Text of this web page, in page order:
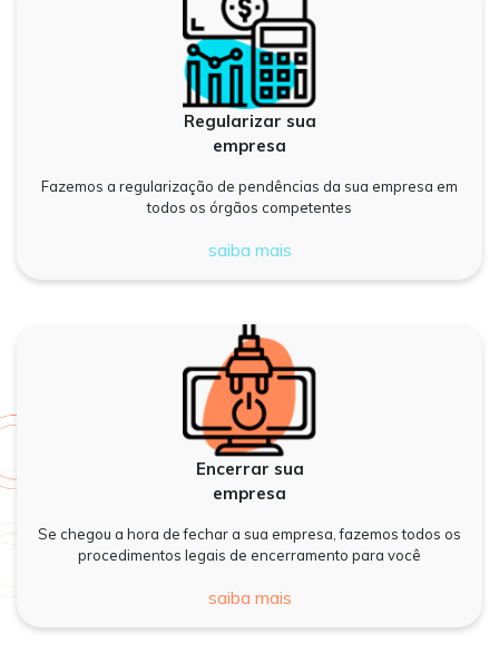
Regularizar sua
empresa
Fazemos a regularização de pendências da sua empresa em
todos os órgãos competentes
saiba mais
Encerrar sua
empresa
Se chegou a hora de fechar a sua empresa, fazemos todos os
procedimentos legais de encerramento para você
saiba mais